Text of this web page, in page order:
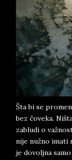
Šta bi se
bez čoveka.
zabludi o
nije nužno imati
je dovoljna